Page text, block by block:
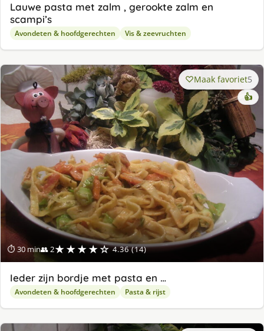
Lauwe pasta met zalm , gerookte zalm en
scampi’s
Avondeten & hoofdgerechten Vis & zeevruchten
⏱ 30 min👥 2★★★★☆ 4.36 (14)
Maak favoriet5
👍
Ieder zijn bordje met pasta en …
Avondeten & hoofdgerechten Pasta & rijst